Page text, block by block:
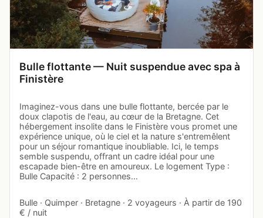
Bulle flottante — Nuit suspendue avec spa à
Finistère
Imaginez-vous dans une bulle flottante, bercée par le
doux clapotis de l'eau, au cœur de la Bretagne. Cet
hébergement insolite dans le Finistère vous promet une
expérience unique, où le ciel et la nature s'entremêlent
pour un séjour romantique inoubliable. Ici, le temps
semble suspendu, offrant un cadre idéal pour une
escapade bien-être en amoureux. Le logement Type :
Bulle Capacité : 2 personnes…
Bulle · Quimper · Bretagne · 2 voyageurs · À partir de 190
€ / nuit